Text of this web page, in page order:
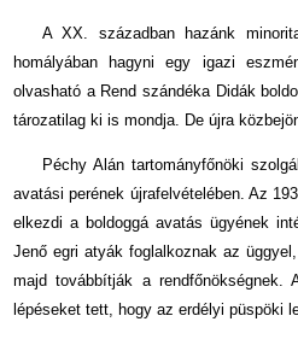
A XX. században hazánk
homályában hagyni egy igazi
olvasható a Rend szándéka Didák
tározatilag ki is mondja. De újra
Péchy Alán tartományfőnöki
avatási perének újrafelvételében. Az
elkezdi a boldoggá avatás ügyének
Jenő egri atyák foglalkoznak az
majd továbbítják a
lépéseket tett, hogy az erdélyi püspöki